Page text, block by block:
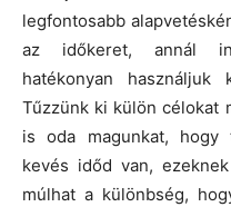
legfontosabb
az időkeret, annál
hatékonyan
Tűzzünk ki külön célokat
is oda magunkat, hogy
kevés időd van,
múlhat a különbség,